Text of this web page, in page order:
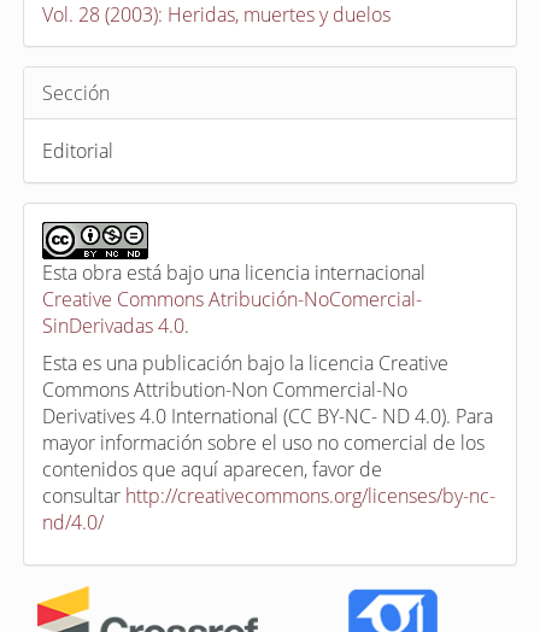
Vol. 28 (2003): Heridas, muertes y duelos
Sección
Editorial
Esta obra está bajo una licencia internacional
Creative Commons Atribución-NoComercial-
SinDerivadas 4.0.
Esta es una publicación bajo la licencia Creative
Commons Attribution-Non Commercial-No
Derivatives 4.0 International (CC BY-NC- ND 4.0). Para
mayor información sobre el uso no comercial de los
contenidos que aquí aparecen, favor de
consultar http://creativecommons.org/licenses/by-nc-
nd/4.0/